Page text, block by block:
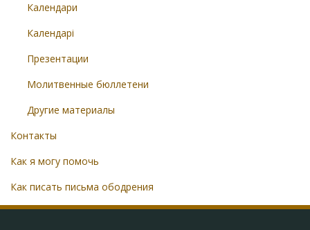
Календари
Календарі
Презентации
Молитвенные бюллетени
Другие материалы
Контакты
Как я могу помочь
Как писать письма ободрения